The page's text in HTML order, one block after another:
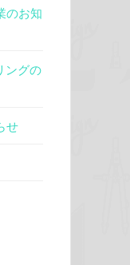
のお知
ングの
せ